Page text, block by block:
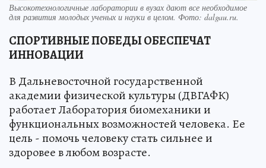
Высокотехнологичные лаборатории в вузах дают все необходимое
для развития молодых ученых и науки в целом. Фото: dalgau.ru.
СПОРТИВНЫЕ ПОБЕДЫ ОБЕСПЕЧАТ
ИННОВАЦИИ
В Дальневосточной государственной
академии физической культуры (ДВГАФК)
работает Лаборатория биомеханики и
функциональных возможностей человека. Ее
цель - помочь человеку стать сильнее и
здоровее в любом возрасте.